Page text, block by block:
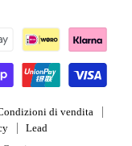
di vendita
Lead